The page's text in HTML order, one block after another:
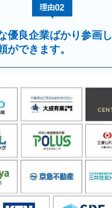
理由02
優良企業ばかり参画
ができます。